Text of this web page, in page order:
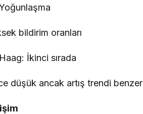
bildirim oranları
İkinci sırada
düşük ancak artış trendi benzer